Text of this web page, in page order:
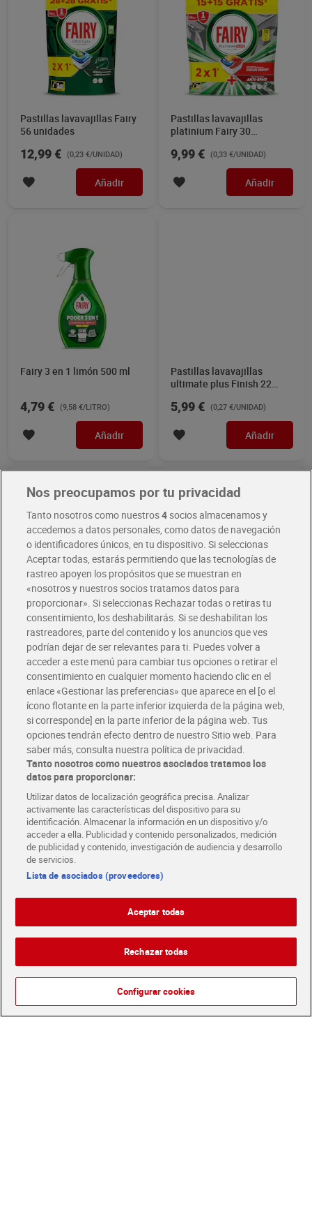
Pastillas lavavajillas Fairy
56 unidades
12,99 € (0,23 €/UNIDAD)
Añadir
Pastillas lavavajillas
platinium Fairy 30
9,99 € (0,33 €/UNIDAD)
Añadir
Fairy 3 en 1 limón 500 ml
4,79 € (9,58 €/LITRO)
Añadir
Pastillas lavavajillas
ultimate plus Finish 22
5,99 € (0,27 €/UNIDAD)
Añadir
Lavavajillas zero Dia Super
Paco 500 ml
1,65 € (3,30 €/LITRO)
Añadir
Gel para lavavajillas Somat
960 ml
11,39 € (11,86 €/LITRO)
Añadir
Pastillas lavavajillas
unidades
Añadir
4,55 €
Añadir
Nos preocupamos por tu privacidad
Tanto nosotros como nuestros4socios almacenamos y
accedemos a datos personales, como datos de navegación
o identificadores únicos, en tu dispositivo. Si seleccionas
Aceptar todas, estarás permitiendo que las tecnologías de
rastreo apoyen los propósitos que se muestran en
«nosotros y nuestros socios tratamos datos para
proporcionar». Si seleccionas Rechazar todas o retiras tu
consentimiento, los deshabilitarás. Si se deshabilitan los
rastreadores, parte del contenido y los anuncios que ves
podrían dejar de ser relevantes para ti. Puedes volver a
acceder a este menú para cambiar tus opciones o retirar el
consentimiento en cualquier momento haciendo clic en el
enlace «Gestionar las preferencias» que aparece en el [o el
ícono flotante en la parte inferior izquierda de la página web,
si corresponde] en la parte inferior de la página web. Tus
opciones tendrán efecto dentro de nuestro Sitio web. Para
saber más, consulta nuestra política de privacidad.
Tanto nosotros como nuestros asociados tratamos los
datos para proporcionar:
Utilizar datos de localización geográfica precisa. Analizar
activamente las características del dispositivo para su
identificación. Almacenar la información en un dispositivo y/o
acceder a ella. Publicidad y contenido personalizados, medición
de publicidad y contenido, investigación de audiencia y desarrollo
de servicios.
Lista de asociados (proveedores)
Aceptar todas
Rechazar todas
Configurar cookies